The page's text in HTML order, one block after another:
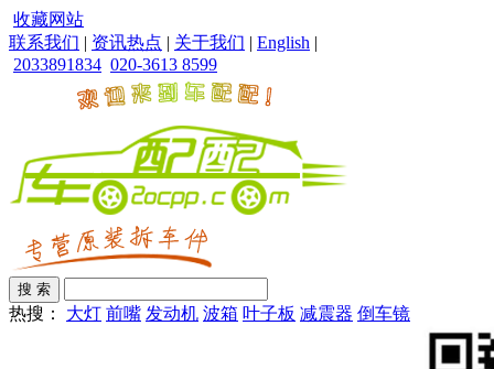
收藏网站
联系我们 | 资讯热点 | 关于我们 | English |
2033891834 020-3613 8599
热搜： 大灯 前嘴 发动机 波箱 叶子板 减震器 倒车镜